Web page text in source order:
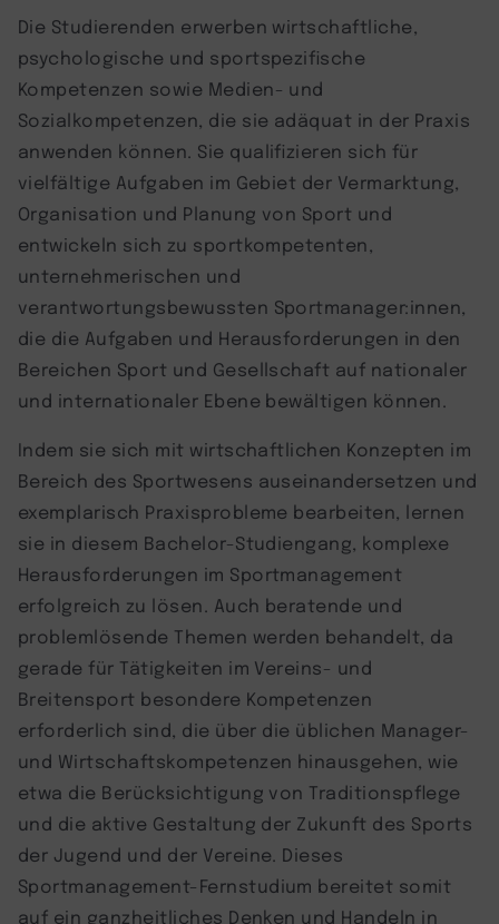
Die Studierenden erwerben wirtschaftliche,
psychologische und sportspezifische
Kompetenzen sowie Medien- und
Sozialkompetenzen, die sie adäquat in der Praxis
anwenden können. Sie qualifizieren sich für
vielfältige Aufgaben im Gebiet der Vermarktung,
Organisation und Planung von Sport und
entwickeln sich zu sportkompetenten,
unternehmerischen und
verantwortungsbewussten Sportmanager:innen,
die die Aufgaben und Herausforderungen in den
Bereichen Sport und Gesellschaft auf nationaler
und internationaler Ebene bewältigen können.
Indem sie sich mit wirtschaftlichen Konzepten im
Bereich des Sportwesens auseinandersetzen und
exemplarisch Praxisprobleme bearbeiten, lernen
sie in diesem Bachelor-Studiengang, komplexe
Herausforderungen im Sportmanagement
erfolgreich zu lösen. Auch beratende und
problemlösende Themen werden behandelt, da
gerade für Tätigkeiten im Vereins- und
Breitensport besondere Kompetenzen
erforderlich sind, die über die üblichen Manager-
und Wirtschaftskompetenzen hinausgehen, wie
etwa die Berücksichtigung von Traditionspflege
und die aktive Gestaltung der Zukunft des Sports
der Jugend und der Vereine. Dieses
Sportmanagement-Fernstudium bereitet somit
auf ein ganzheitliches Denken und Handeln in